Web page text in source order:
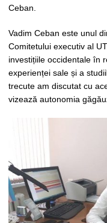
Ceban.
Vadim Ceban este unul
Comitetului executiv al
investițiile occidentale în
experienței sale și a
trecute am discutat cu
vizează autonomia